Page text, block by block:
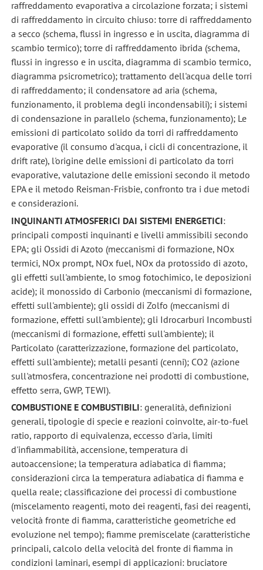
raffreddamento evaporativa a circolazione forzata; i sistemi
di raffreddamento in circuito chiuso: torre di raffreddamento
a secco (schema, flussi in ingresso e in uscita, diagramma di
scambio termico); torre di raffreddamento ibrida (schema,
flussi in ingresso e in uscita, diagramma di scambio termico,
diagramma psicrometrico); trattamento dell'acqua delle torri
di raffreddamento; il condensatore ad aria (schema,
funzionamento, il problema degli incondensabili); i sistemi
di condensazione in parallelo (schema, funzionamento); Le
emissioni di particolato solido da torri di raffreddamento
evaporative (il consumo d'acqua, i cicli di concentrazione, il
drift rate), l'origine delle emissioni di particolato da torri
evaporative, valutazione delle emissioni secondo il metodo
EPA e il metodo Reisman-Frisbie, confronto tra i due metodi
e considerazioni.
INQUINANTI ATMOSFERICI DAI SISTEMI ENERGETICI:
principali composti inquinanti e livelli ammissibili secondo
EPA; gli Ossidi di Azoto (meccanismi di formazione, NOx
termici, NOx prompt, NOx fuel, NOx da protossido di azoto,
gli effetti sull'ambiente, lo smog fotochimico, le deposizioni
acide); il monossido di Carbonio (meccanismi di formazione,
effetti sull'ambiente); gli ossidi di Zolfo (meccanismi di
formazione, effetti sull'ambiente); gli Idrocarburi Incombusti
(meccanismi di formazione, effetti sull'ambiente); il
Particolato (caratterizzazione, formazione del particolato,
effetti sull'ambiente); metalli pesanti (cenni); CO2 (azione
sull'atmosfera, concentrazione nei prodotti di combustione,
effetto serra, GWP, TEWI).
COMBUSTIONE E COMBUSTIBILI: generalità, definizioni
generali, tipologie di specie e reazioni coinvolte, air-to-fuel
ratio, rapporto di equivalenza, eccesso d'aria, limiti
d'infiammabilità, accensione, temperatura di
autoaccensione; la temperatura adiabatica di fiamma;
considerazioni circa la temperatura adiabatica di fiamma e
quella reale; classificazione dei processi di combustione
(miscelamento reagenti, moto dei reagenti, fasi dei reagenti,
velocità fronte di fiamma, caratteristiche geometriche ed
evoluzione nel tempo); fiamme premiscelate (caratteristiche
principali, calcolo della velocità del fronte di fiamma in
condizioni laminari, esempi di applicazioni: bruciatore